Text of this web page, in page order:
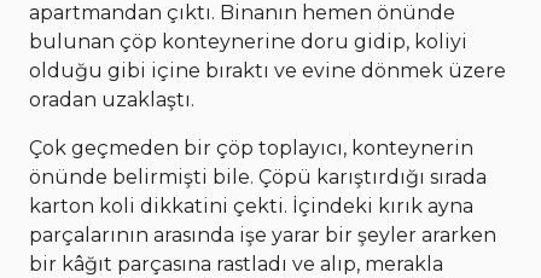
apartmandan çıktı. Binanın hemen önünde
bulunan çöp konteynerine doru gidip, koliyi
olduğu gibi içine bıraktı ve evine dönmek üzere
oradan uzaklaştı.
Çok geçmeden bir çöp toplayıcı, konteynerin
önünde belirmişti bile. Çöpü karıştırdığı sırada
karton koli dikkatini çekti. İçindeki kırık ayna
parçalarının arasında işe yarar bir şeyler ararken
bir kâğıt parçasına rastladı ve alıp, merakla